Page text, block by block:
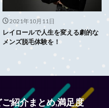
2021年10月11日
レイロールで人生を変える劇的な
メンズ脱毛体験を！
紹介まとめ,満足度